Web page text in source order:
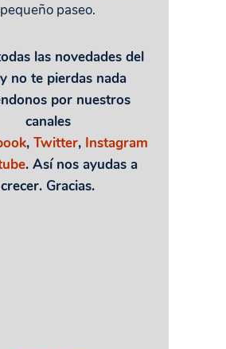
pequeño paseo.
las novedades del
no te pierdas nada
por nuestros
canales
, Twitter, Instagram
. Así nos ayudas a
crecer. Gracias.